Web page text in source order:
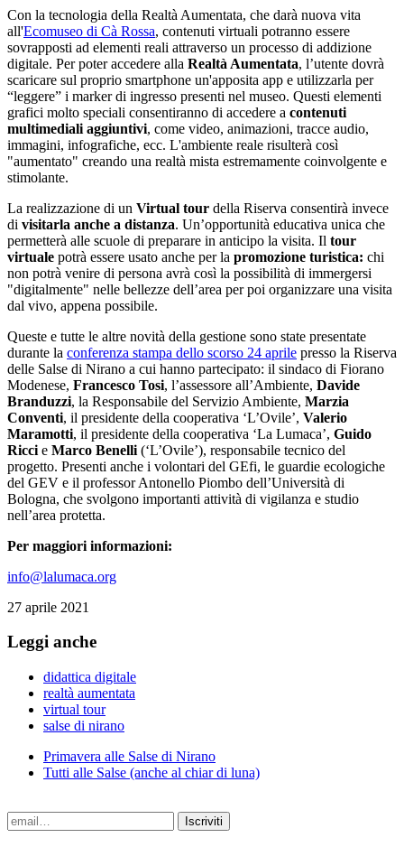
Con la tecnologia della Realtà Aumentata, che darà nuova vita
all'Ecomuseo di Cà Rossa, contenuti virtuali potranno essere
sovrapposti ad elementi reali attraverso un processo di addizione
digitale. Per poter accedere alla Realtà Aumentata, l’utente dovrà
scaricare sul proprio smartphone un'apposita app e utilizzarla per
“leggere” i marker di ingresso presenti nel museo. Questi elementi
grafici molto speciali consentiranno di accedere a contenuti
multimediali aggiuntivi, come video, animazioni, tracce audio,
immagini, infografiche, ecc. L'ambiente reale risulterà così
"aumentato" creando una realtà mista estremamente coinvolgente e
stimolante.
La realizzazione di un Virtual tour della Riserva consentirà invece
di visitarla anche a distanza. Un’opportunità educativa unica che
permetterà alle scuole di preparare in anticipo la visita. Il tour
virtuale potrà essere usato anche per la promozione turistica: chi
non potrà venire di persona avrà così la possibilità di immergersi
"digitalmente" nelle bellezze dell’area per poi organizzare una visita
dal vivo, appena possibile.
Queste e tutte le altre novità della gestione sono state presentate
durante la conferenza stampa dello scorso 24 aprile presso la Riserva
delle Salse di Nirano a cui hanno partecipato: il sindaco di Fiorano
Modenese, Francesco Tosi, l’assessore all’Ambiente, Davide
Branduzzi, la Responsabile del Servizio Ambiente, Marzia
Conventi, il presidente della cooperativa ‘L’Ovile’, Valerio
Maramotti, il presidente della cooperativa ‘La Lumaca’, Guido
Ricci e Marco Benelli (‘L’Ovile’), responsabile tecnico del
progetto. Presenti anche i volontari del GEfi, le guardie ecologiche
del GEV e il professor Antonello Piombo dell’Università di
Bologna, che svolgono importanti attività di vigilanza e studio
nell’area protetta.
Per maggiori informazioni:
info@lalumaca.org
27 aprile 2021
Leggi anche
didattica digitale
realtà aumentata
virtual tour
salse di nirano
Primavera alle Salse di Nirano
Tutti alle Salse (anche al chiar di luna)